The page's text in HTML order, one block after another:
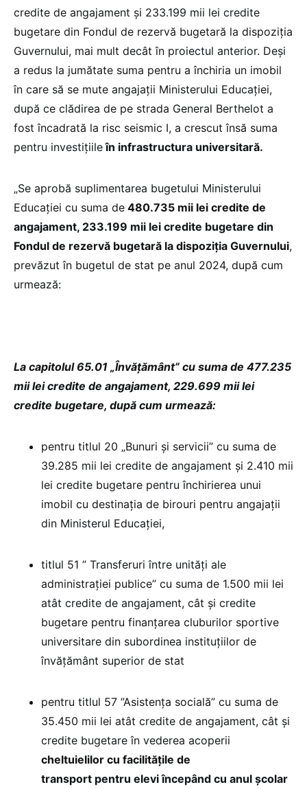
credite de angajament și 233.199 mii lei credite
bugetare din Fondul de rezervă bugetară la dispoziția
Guvernului, mai mult decât în proiectul anterior. Deși
a redus la jumătate suma pentru a închiria un imobil
în care să se mute angajații Ministerului Educației,
după ce clădirea de pe strada General Berthelot a
fost încadrată la risc seismic I, a crescut însă suma
pentru investițiileîn infrastructura universitară.
„Se aprobă suplimentarea bugetului Ministerului
Educației cu suma de 480.735 mii lei credite de
angajament, 233.199 mii lei credite bugetare din
Fondul de rezervă bugetară la dispoziția Guvernului,
prevăzut în bugetul de stat pe anul 2024, după cum
urmează:
La capitolul 65.01 „Învățământ” cu suma de 477.235
mii lei credite de angajament, 229.699 mii lei
credite bugetare, după cum urmează:
pentru titlul 20 „Bunuri și servicii” cu suma de
39.285 mii lei credite de angajament și 2.410 mii
lei credite bugetare pentru închirierea unui
imobil cu destinația de birouri pentru angajații
din Ministerul Educației,
titlul 51 ” Transferuri între unități ale
administrației publice” cu suma de 1.500 mii lei
atât credite de angajament, cât și credite
bugetare pentru finanțarea cluburilor sportive
universitare din subordinea instituțiilor de
învățământ superior de stat
pentru titlul 57 ”Asistența socială” cu suma de
35.450 mii lei atât credite de angajament, cât și
credite bugetare în vederea acoperii
cheltuielilor cu facilitățile de
transport pentru elevi începând cu anul școlar